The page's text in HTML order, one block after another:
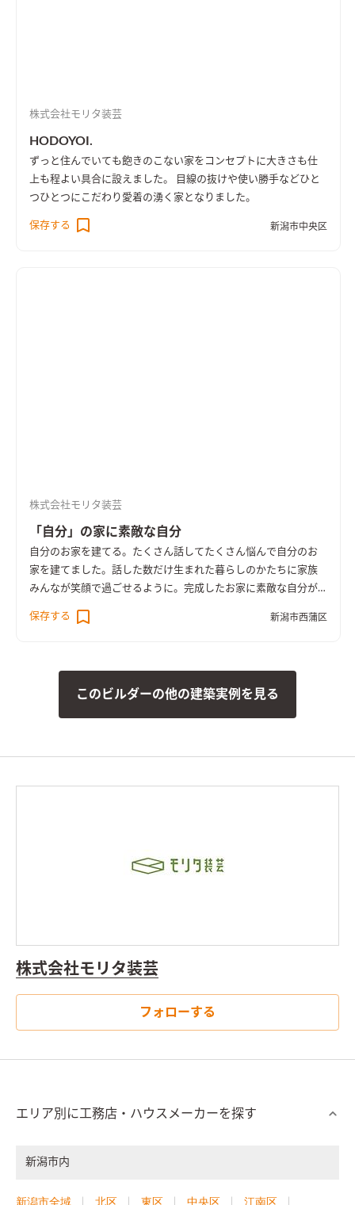
株式会社モリタ装芸
HODOYOI.
ずっと住んでいても飽きのこない家をコンセプトに大きさも仕
上も程よい具合に設えました。 目線の抜けや使い勝手などひと
つひとつにこだわり愛着の湧く家となりました。
保存する 新潟市中央区
株式会社モリタ装芸
「自分」の家に素敵な自分
自分のお家を建てる。たくさん話してたくさん悩んで自分のお
家を建てました。話した数だけ生まれた暮らしのかたちに家族
みんなが笑顔で過ごせるように。完成したお家に素敵な自分が
保存する
新潟市西蒲区
このビルダーの他の建築実例を見る
株式会社モリタ装芸
フォローする
エリア別に工務店・ハウスメーカーを探す
新潟市内
新潟市全域 北区 東区 中央区 江南区